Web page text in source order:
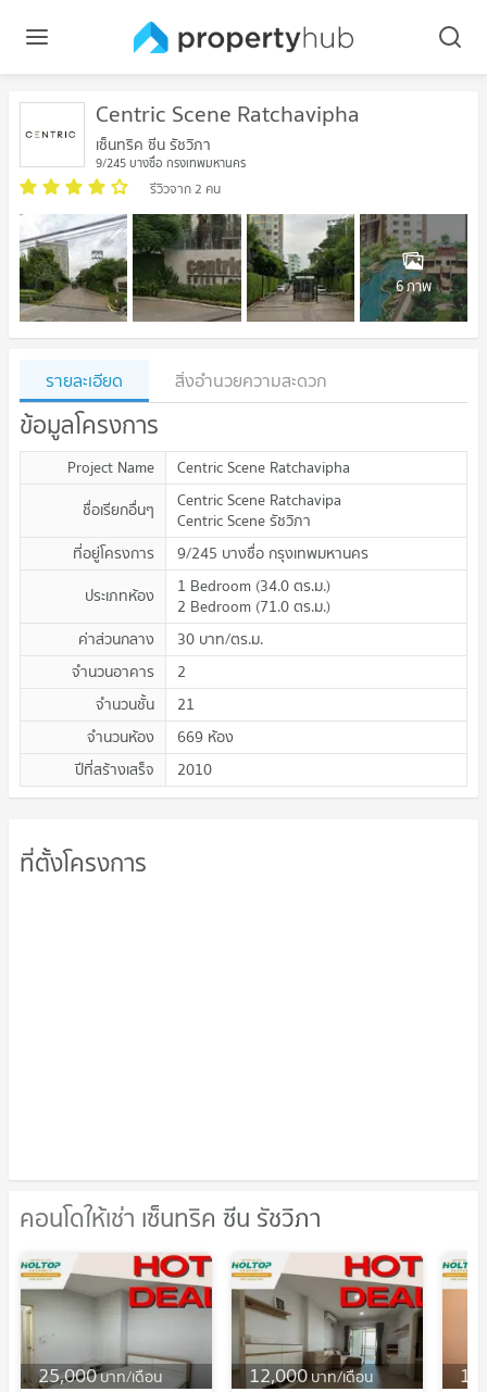
Centric Scene Ratchavipha
เซ็นทริค ซีน รัชวิภา
9/245 บางซื่อ กรุงเทพมหานคร
รีวิวจาก 2 คน
6 ภาพ
รายละเอียด สิ่งอำนวยความสะดวก
ข้อมูลโครงการ
Project Name
Centric Scene Ratchavipha
ชื่อเรียกอื่นๆ
Centric Scene Ratchavipa
Centric Scene รัชวิภา
ที่อยู่โครงการ
9/245 บางซื่อ กรุงเทพมหานคร
ประเภทห้อง
1 Bedroom (34.0ตร.ม.)
2 Bedroom (71.0ตร.ม.)
ค่าส่วนกลาง
30 บาท/ตร.ม.
จำนวนอาคาร
2
จำนวนชั้น
21
จำนวนห้อง
669 ห้อง
ปีที่สร้างเสร็จ
2010
ที่ตั้งโครงการ
คอนโดให้เช่า เซ็นทริค ซีน รัชวิภา
คอนโดให้เช่า เซ็นทริค ซีน รัชวิภา
25,000บาท/เดือน
12,000บาท/เดือน